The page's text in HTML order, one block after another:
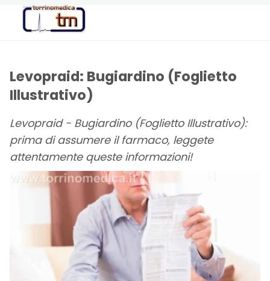
Levopraid: Bugiardino (Foglietto
Illustrativo)
Levopraid - Bugiardino (Foglietto Illustrativo):
prima di assumere il farmaco, leggete
attentamente queste informazioni!